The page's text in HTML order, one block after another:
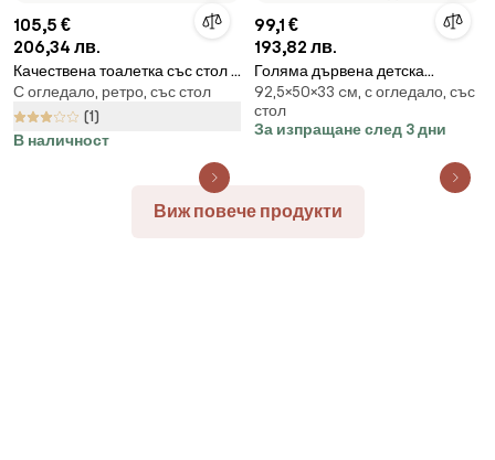
105,5 €
206,34 лв.
Качествена тоалетка със стол в
сиво
С огледало, ретро, със стол
(1)
В наличност
99,1 €
193,82 лв.
Голяма дървена детска
тоалетка с огледало
92,5×50×33 cм, с огледало, със
стол
За изпращане след 3 дни
Виж повече продукти